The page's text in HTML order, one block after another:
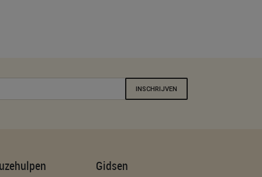
INSCHRIJVEN
Gidsen